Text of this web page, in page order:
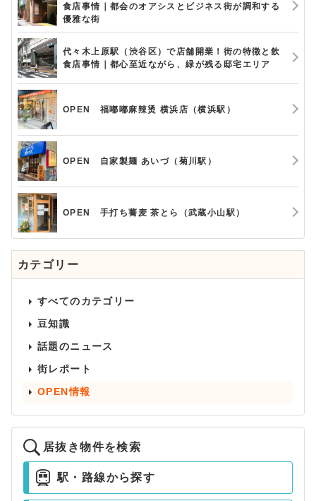
食店事情｜都会のオアシスとビジネス街が調和する
優雅な街
代々木上原駅（渋谷区）で店舗開業！街の特徴と飲
食店事情｜都心至近ながら、緑が残る邸宅エリア
OPEN 福嘟嘟麻辣烫 横浜店（横浜駅）
OPEN 自家製麺 あいづ（菊川駅）
OPEN 手打ち蕎麦 茶とら（武蔵小山駅）
カテゴリー
すべてのカテゴリー
豆知識
話題のニュース
街レポート
OPEN情報
居抜き物件を検索
駅・路線から探す